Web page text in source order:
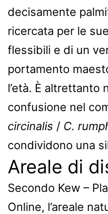
decisamente
ricercata per le
flessibili e di un
portamento
l’età. È altrettanto
confusione nel
circinalis / C.
condividono una
Areale di
Secondo Kew –
Online, l’areale